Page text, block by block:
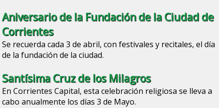
Aniversario de la Fundación de la Ciudad de
Corrientes
Se recuerda cada 3 de abril, con festivales y recitales, el día
de la fundación de la ciudad.
Santísima Cruz de los Milagros
En Corrientes Capital, esta celebración religiosa se lleva a
cabo anualmente los días 3 de Mayo.